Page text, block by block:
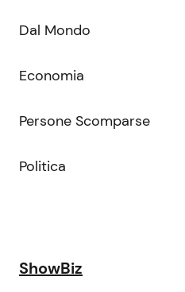
Dal Mondo
Economia
Persone Scomparse
Politica
ShowBiz